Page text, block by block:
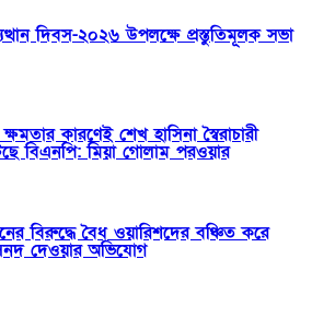
দিবস-২০২৬ উপলক্ষে প্রস্তুতিমূলক সভা
কারণেই শেখ হাসিনা স্বৈরাচারী
বিএনপি: মিয়া গোলাম পরওয়ার
বিরুদ্ধে বৈধ ওয়ারিশদের বঞ্চিত করে
দেওয়ার অভিযোগ